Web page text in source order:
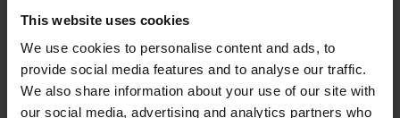
This website uses cookies
We use cookies to personalise content and ads, to
provide social media features and to analyse our traffic.
We also share information about your use of our site with
our social media, advertising and analytics partners who
Das Kloster von Yuso
ab 1095,-p.p.
exkl. zusätzliche Kosten
Siehe